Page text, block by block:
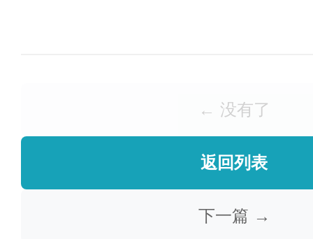
← 没有了
返回列表
下一篇 →